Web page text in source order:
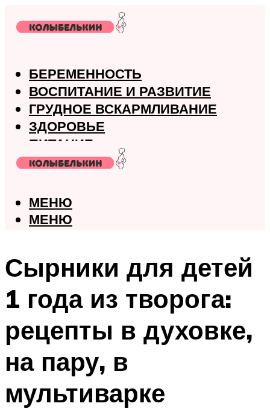
БЕРЕМЕННОСТЬ
ВОСПИТАНИЕ И РАЗВИТИЕ
ГРУДНОЕ ВСКАРМЛИВАНИЕ
ЗДОРОВЬЕ
ПИТАНИЕ
РОДЫ
МЕНЮ
МЕНЮ
Сырники для детей
1 года из творога:
рецепты в духовке,
на пару, в
мультиварке